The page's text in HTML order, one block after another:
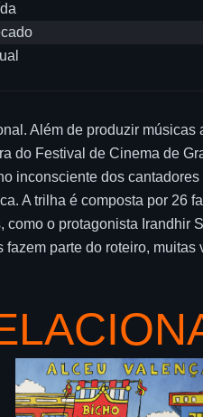
Além de produzir
do Festival de Cinema de
inconsciente dos
A trilha é composta por 26
o protagonista Irandhir
parte do roteiro,